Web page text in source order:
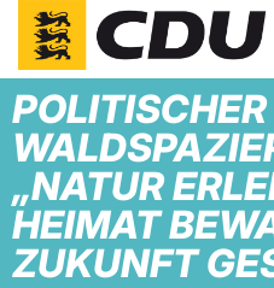
POLITISCHER
„NATUR
HEIMAT
ZUKUNFT